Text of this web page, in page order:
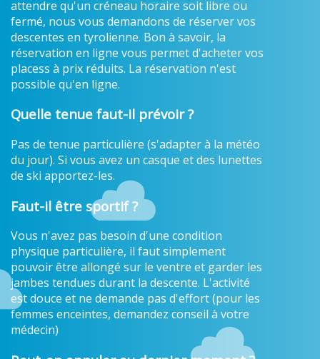
attendre qu'un créneau horaire soit libre ou
fermé, nous vous demandons de réserver vos
descentes en tyrolienne. Bon à savoir, la
réservation en ligne vous permet d'acheter vos
placess à prix réduits. La réservation n'est
possible qu'en ligne.
Quelle tenue faut-il prévoir ?
Pas de tenue particulière (s'adapter à la météo
du jour). Si vous avez un casque et des lunettes
de ski apportez-les.
Faut-il être sportif ?
Vous n'avez pas besoin d'une condition
physique particulière, il faut simplement
pouvoir être allongé sur le ventre et garder les
jambes tendues durant la descente. L'activité
est douce et ne demande pas d'effort (pour les
femmes enceintes, demandez conseil à votre
médecin)